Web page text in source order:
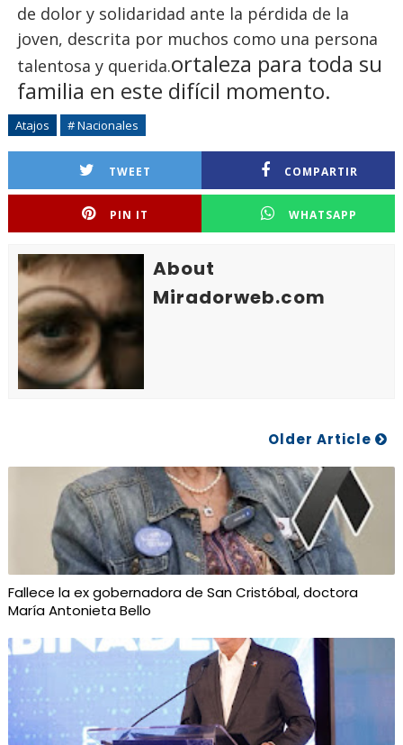
de dolor y solidaridad ante la pérdida de la
joven, descrita por muchos como una persona
talentosa y querida.ortaleza para toda su
familia en este difícil momento.
Atajos # Nacionales
TWEET COMPARTIR
PIN IT WHATSAPP
About
Miradorweb.com
Older Article
Fallece la ex gobernadora de San Cristóbal, doctora
María Antonieta Bello